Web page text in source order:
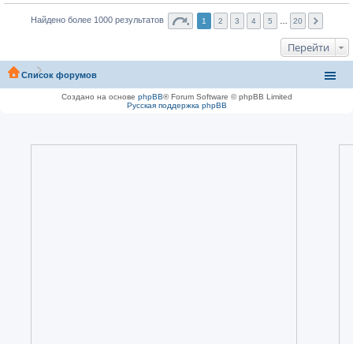
Найдено более 1000 результатов 1 2 3 4 5 20
Перейти
Список форумов
Создано на основе phpBB® Forum Software © phpBB Limited
Русская поддержка phpBB